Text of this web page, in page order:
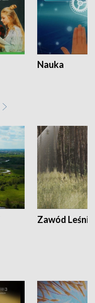
Nauka
Zawód Leśnik